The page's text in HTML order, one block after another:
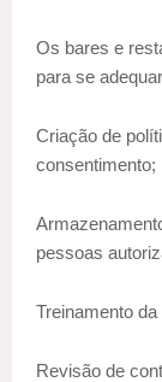
Os bares e
para se
Criação de
consentimento;
pessoas
Treinamento
Revisão de